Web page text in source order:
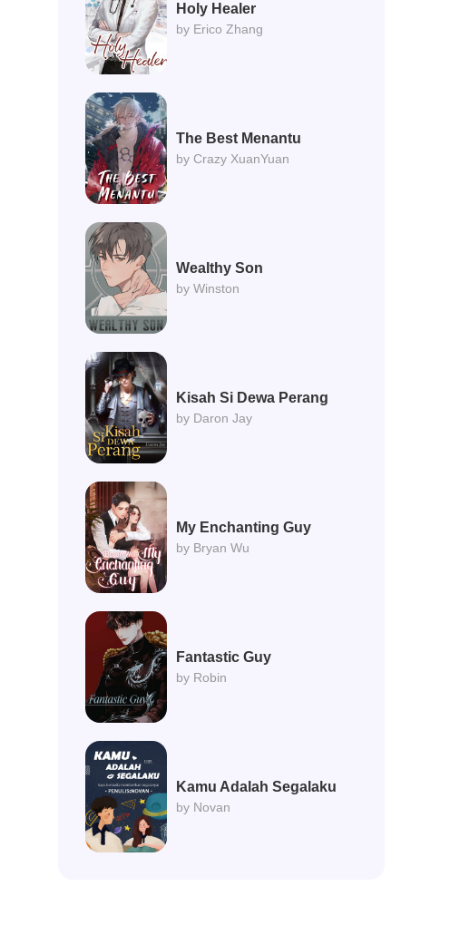
Holy Healer
by Erico Zhang
The Best Menantu
by Crazy XuanYuan
Wealthy Son
by Winston
Kisah Si Dewa Perang
by Daron Jay
My Enchanting Guy
by Bryan Wu
Fantastic Guy
by Robin
Kamu Adalah Segalaku
by Novan